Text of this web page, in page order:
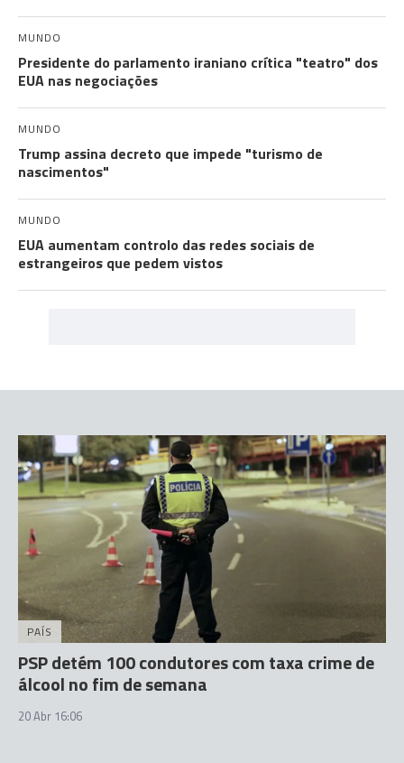
MUNDO
Presidente do parlamento iraniano crítica "teatro" dos
EUA nas negociações
MUNDO
Trump assina decreto que impede "turismo de
nascimentos"
MUNDO
EUA aumentam controlo das redes sociais de
estrangeiros que pedem vistos
PAÍS
PSP detém 100 condutores com taxa crime de
álcool no fim de semana
20 Abr 16:06